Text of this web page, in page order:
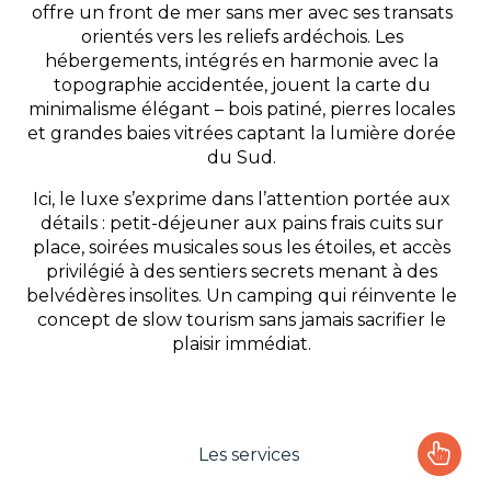
offre un front de mer sans mer avec ses transats
orientés vers les reliefs ardéchois. Les
hébergements, intégrés en harmonie avec la
topographie accidentée, jouent la carte du
minimalisme élégant – bois patiné, pierres locales
et grandes baies vitrées captant la lumière dorée
du Sud.
Ici, le luxe s’exprime dans l’attention portée aux
détails : petit-déjeuner aux pains frais cuits sur
place, soirées musicales sous les étoiles, et accès
privilégié à des sentiers secrets menant à des
belvédères insolites. Un camping qui réinvente le
concept de slow tourism sans jamais sacrifier le
plaisir immédiat.
Les services